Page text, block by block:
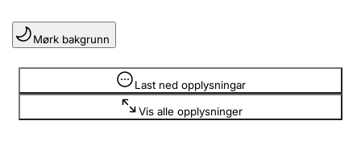
Lag og foreining
Registrere, endre, slette
Mørk bakgrunn
Last ned opplysningar
Vis alle opplysninger
Opplysninger er skjult